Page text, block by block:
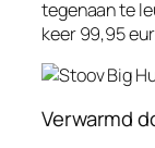
tegenaan te
keer 99,95
Verwarmd